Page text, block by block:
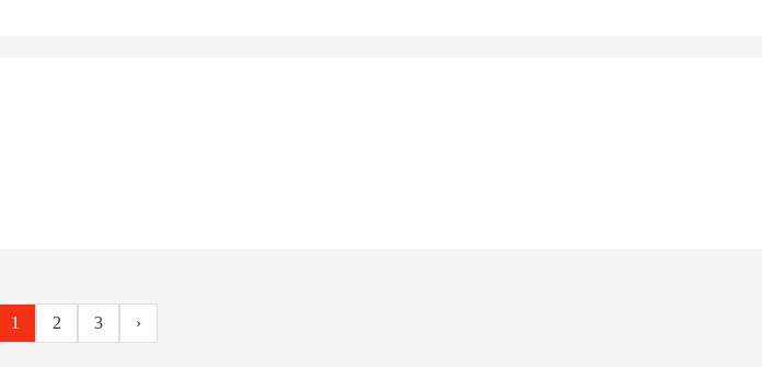
1 2 3 ›